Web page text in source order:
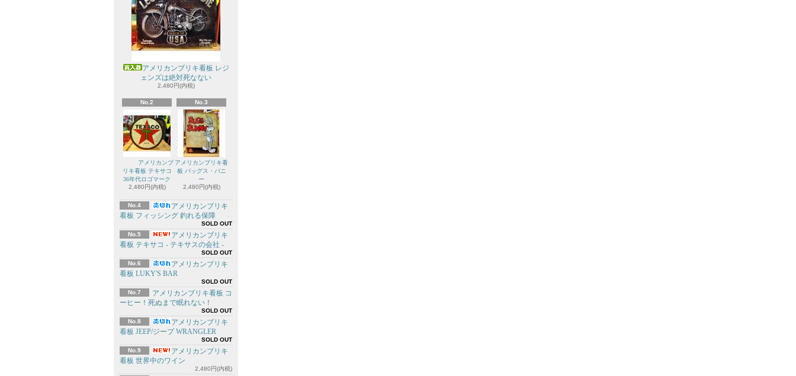
アメリカンブリキ看板 レジ
ェンズは絶対死なない
2,480円(内税)
No.2
アメリカンブ
リキ看板 テキサコ
36年代ロゴマーク
2,480円(内税)
No.3
アメリカンブリキ看
板 バッグス・バニ
ー
2,480円(内税)
No.4
アメリカンブリキ
看板 フィッシング 釣れる保障
SOLD OUT
No.5
アメリカンブリキ
看板 テキサコ - テキサスの会社 -
SOLD OUT
No.6
アメリカンブリキ
看板 LUKY'S BAR
SOLD OUT
No.7
アメリカンブリキ看板 コ
ーヒー！死ぬまで眠れない！
SOLD OUT
No.8
アメリカンブリキ
看板 JEEP/ジープ WRANGLER
SOLD OUT
No.9
アメリカンブリキ
看板 世界中のワイン
2,480円(内税)